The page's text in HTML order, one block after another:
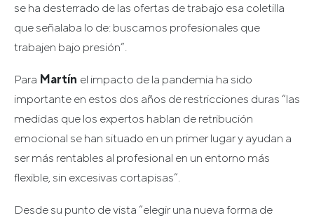
se ha desterrado de las ofertas de trabajo esa coletilla
que señalaba lo de: buscamos profesionales que
trabajen bajo presión”.
Para Martín el impacto de la pandemia ha sido
importante en estos dos años de restricciones duras “las
medidas que los expertos hablan de retribución
emocional se han situado en un primer lugar y ayudan a
ser más rentables al profesional en un entorno más
flexible, sin excesivas cortapisas”.
Desde su punto de vista “elegir una nueva forma de